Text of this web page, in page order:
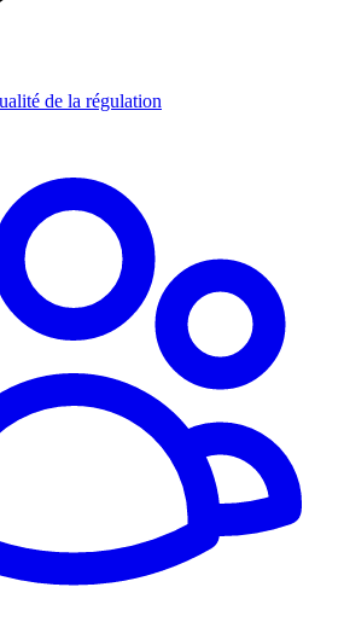
de la régulation